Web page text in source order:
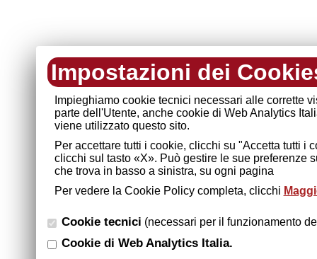
Impostazioni dei
Impieghiamo cookie tecnici necessari alle corrette
parte dell'Utente, anche cookie di Web Analytics
viene utilizzato questo sito.
Per accettare tutti i cookie, clicchi su "Accetta tutti
clicchi sul tasto «X». Può gestire le sue preferenze
che trova in basso a sinistra, su ogni pagina
Per vedere la Cookie Policy completa, clicchi
Cookie tecnici (necessari per il funzionamento
Cookie di Web Analytics Italia.